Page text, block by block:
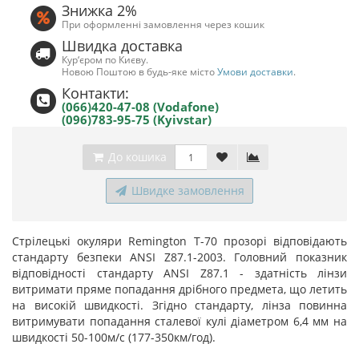
Знижка 2%
При оформленні замовлення через кошик
Швидка доставка
Кур‘єром по Києву.
Новою Поштою в будь-яке містоУмови доставки.
Контакти:
(066)420-47-08 (Vodafone)
(096)783-95-75 (Kyivstar)
До кошика
Швидке замовлення
Стрілецькі окуляри Remington T-70 прозорі відповідають
стандарту безпеки ANSI Z87.1-2003. Головний показник
відповідності стандарту ANSI Z87.1 - здатність лінзи
витримати пряме попадання дрібного предмета, що летить
на високій швидкості. Згідно стандарту, лінза повинна
витримувати попадання сталевої кулі діаметром 6,4 мм на
швидкості 50-100м/с (177-350км/год).